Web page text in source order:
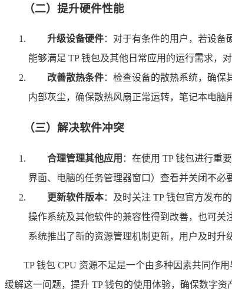
（二）提升硬件性能
升级设备硬件：对于有条件的用户，若设备
能够满足 TP 钱包及其他日常应用的运行需求，
改善散热条件：检查设备的散热系统，确保
内部灰尘，确保散热风扇正常运转，笔记本电脑
（三）解决软件冲突
合理管理其他应用 ：在使用 TP 钱包进行重
界面、电脑的任务管理器窗口）查看并关闭不必
更新软件版本：及时关注 TP 钱包官方发布
操作系统及其他软件的兼容性得到改善，也可关
系统推出了新的资源管理机制更新，用户及时升
TP 钱包 CPU 资源不足是一个由多种因素共同作
缓解这一问题，提升 TP 钱包的使用体验，确保数字